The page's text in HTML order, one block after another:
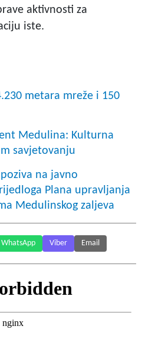
aktivnosti za
iste.
metara mreže i 150
Medulina: Kulturna
savjetovanju
na javno
Plana upravljanja
Medulinskog zaljeva
WhatsApp Viber Email